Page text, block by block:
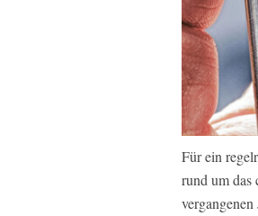
Für ein
rund um das